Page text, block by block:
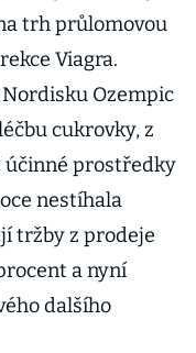
trh průlomovou
Viagra.
Ozempic
cukrovky, z
účinné prostředky
nestíhala
tržby z prodeje
a nyní
dalšího